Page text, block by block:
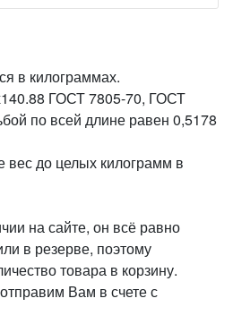
в килограммах.
ГОСТ 7805-70, ГОСТ
по всей длине равен 0,5178
вес до целых килограмм в
на сайте, он всё равно
в резерве, поэтому
товара в корзину.
Вам в счете с